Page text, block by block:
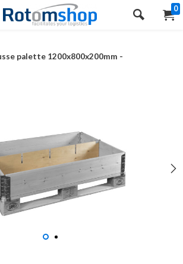
0
palette 1200x800x200mm -